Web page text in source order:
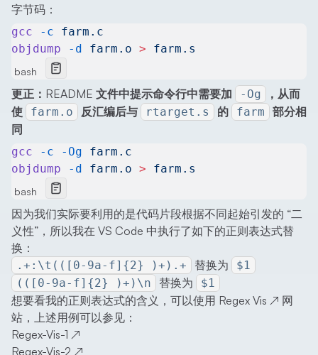
字节码：
gcc -c farm.c
objdump -d farm.o > farm.s
bash
更正：README 文件中提示命令行中需要加 -Og
，从而
使
farm.o 反汇编后与 rtarget.s 的 farm
部分相
同
gcc -c -Og farm.c
objdump -d farm.o > farm.s
bash
因为我们实际要利用的是代码片段根据不同起始引发的 “二
义性”，所以我在 VS Code 中执行了如下的正则表达式替
换：
.+:\t(([0-9a-f]{2} )+).+ 替换为
$1
(([0-9a-f]{2} )+)\n
替换为 $1
想要看我的正则表达式的含义，可以使用 Regex Vis ↗ 网
站，上述用例可以参见：
Regex-Vis-1 ↗
Regex-Vis-2 ↗